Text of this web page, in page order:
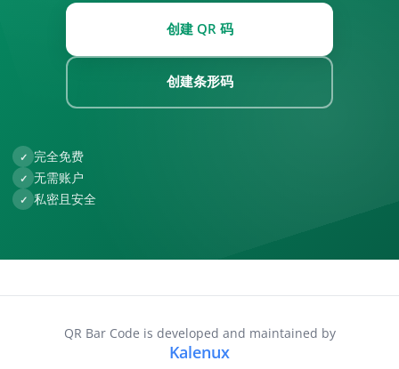
创建 QR 码
创建条形码
✓ 完全免费
✓ 无需账户
✓ 私密且安全
QR Bar Code is developed and maintained by
Kalenux